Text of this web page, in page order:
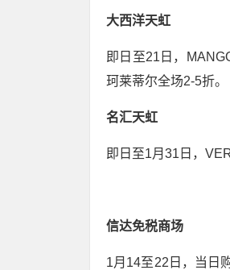
大西洋天虹
即日至21日，
珂莱蒂尔全场2-5折。
名汇天虹
即日至1月31日，
信达免税商场
1月14至22日，当日